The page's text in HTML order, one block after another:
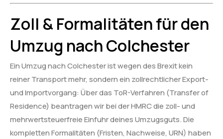
Zoll & Formalitäten für den
Umzug nach Colchester
Ein Umzug nach Colchester ist wegen des Brexit kein
reiner Transport mehr, sondern ein zollrechtlicher Export-
und Importvorgang: Über das ToR-Verfahren (Transfer of
Residence) beantragen wir bei der HMRC die zoll- und
mehrwertsteuerfreie Einfuhr deines Umzugsguts. Die
kompletten Formalitäten (Fristen, Nachweise, URN) haben